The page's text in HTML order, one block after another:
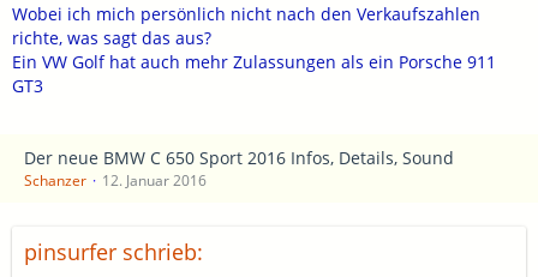
Wobei ich mich persönlich nicht nach den Verkaufszahlen
richte, was sagt das aus?
Ein VW Golf hat auch mehr Zulassungen als ein Porsche 911
GT3
Der neue BMW C 650 Sport 2016 Infos, Details, Sound
Schanzer 12. Januar 2016
pinsurfer schrieb: